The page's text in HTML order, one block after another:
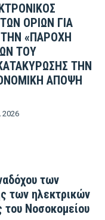
ΟΡΙΩΝ ΓΙΑ
«ΠΑΡΟΧΗ
ΤΟΥ
ΤΗΝ
ΑΠΟΨΗ
2026
των
των ηλεκτρικών
Νοσοκομείου